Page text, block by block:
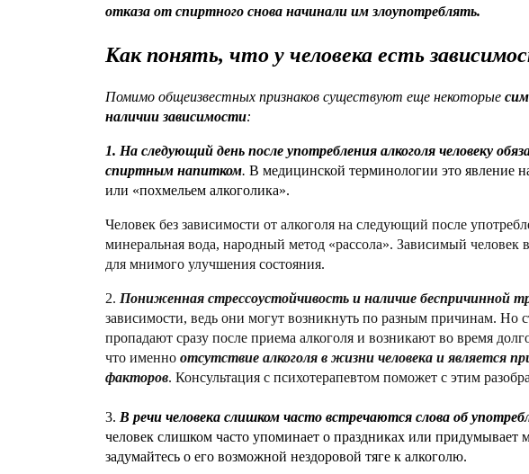
отказа от спиртного снова начинали им злоупотреблять.
Как понять, что у человека есть
Помимо общеизвестных признаков существуют еще некоторые
наличии зависимости:
1. На следующий день после употребления алкоголя человеку
спиртным напитком. В медицинской терминологии это явление
или «похмельем алкоголика».
Человек без зависимости от алкоголя на следующий после
минеральная вода, народный метод «рассола». Зависимый человек
для мнимого улучшения состояния.
2. Пониженная стрессоустойчивость и наличие беспричинной
зависимости, ведь они могут возникнуть по разным причинам. Но
пропадают сразу после приема алкоголя и возникают во время
что именно отсутствие алкоголя в жизни человека и является
факторов. Консультация с психотерапевтом поможет с этим
3. В речи человека слишком часто встречаются слова об
человек слишком часто упоминает о праздниках или придумывает
задумайтесь о его возможной нездоровой тяге к алкоголю.